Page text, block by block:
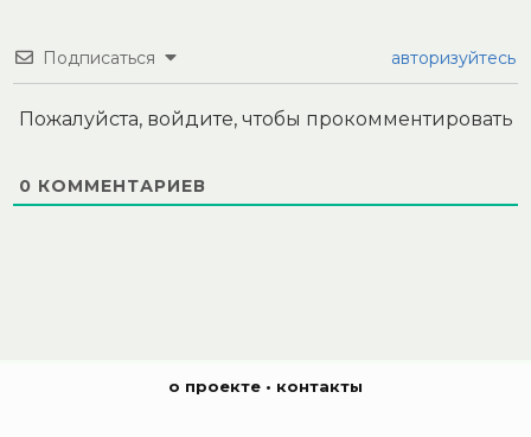
Подписаться авторизуйтесь
Пожалуйста, войдите, чтобы прокомментировать
0 КОММЕНТАРИЕВ
о проекте • контакты